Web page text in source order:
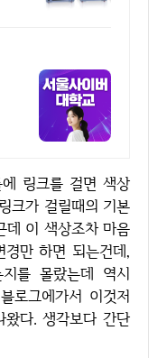
크가 걸릴때의 기본
데 이 색상조차 마음
만 하면 되는건데,
를 몰랐는데 역시
로그에가서 이것저
다. 생각보다 간단